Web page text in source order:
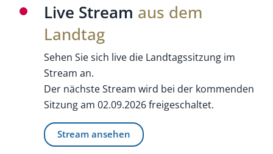
Live Stream aus dem
Landtag
Sehen Sie sich live die Landtagssitzung im
Stream an.
Der nächste Stream wird bei der kommenden
Sitzung am 02.09.2026 freigeschaltet.
Stream ansehen